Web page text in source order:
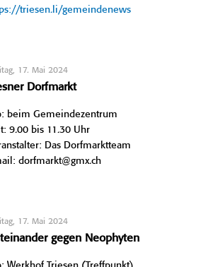
triesen.li/gemeindenews
17. Mai 2024
Dorfmarkt
beim Gemeindezentrum
9.00 bis 11.30 Uhr
Das Dorfmarktteam
dorfmarkt@gmx.ch
17. Mai 2024
gegen Neophyten